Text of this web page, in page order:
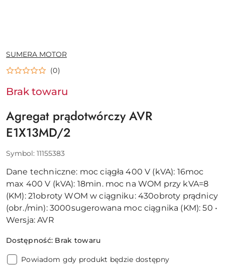
NAZWA
PRODUCENTA:
SUMERA MOTOR
(0)
Brak towaru
Agregat prądotwórczy AVR
E1X13MD/2
Symbol: 11155383
Dane techniczne: moc ciągła 400 V (kVA): 16moc
max 400 V (kVA): 18min. moc na WOM przy kVA=8
(KM): 21obroty WOM w ciągniku: 430obroty prądnicy
(obr./min): 3000sugerowana moc ciągnika (KM): 50 •
Wersja: AVR
Dostępność: Brak towaru
Powiadom gdy produkt będzie dostępny